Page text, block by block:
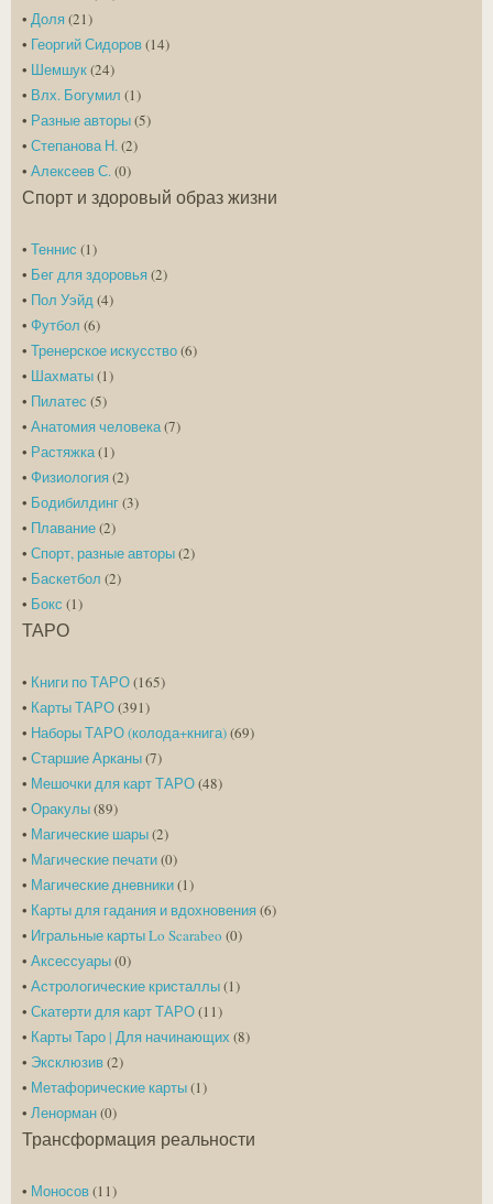
• Доля(21)
• Георгий Сидоров(14)
• Шемшук(24)
• Влх. Богумил (1)
• Разные авторы(5)
• Степанова Н. (2)
• Алексеев С. (0)
Спорт и здоровый образ жизни
• Теннис (1)
• Бег для здоровья(2)
• Пол Уэйд (4)
• Футбол (6)
• Тренерское искусство(6)
• Шахматы(1)
• Пилатес (5)
• Анатомия человека(7)
• Растяжка(1)
• Физиология(2)
• Бодибилдинг(3)
• Плавание(2)
• Спорт, разные авторы(2)
• Баскетбол (2)
• Бокс (1)
ТАРО
• Книги по ТАРО(165)
• Карты ТАРО(391)
• Наборы ТАРО (колода+книга)(69)
• Старшие Арканы(7)
• Мешочки для карт ТАРО(48)
• Оракулы(89)
• Магические шары(2)
• Магические печати(0)
• Магические дневники(1)
• Карты для гадания и вдохновения(6)
• Игральные карты Lo Scarabeo (0)
• Аксессуары(0)
• Астрологические кристаллы(1)
• Скатерти для карт ТАРО(11)
• Карты Таро | Для начинающих (8)
• Эксклюзив(2)
• Метафорические карты(1)
• Ленорман(0)
Трансформация реальности
• Моносов(11)